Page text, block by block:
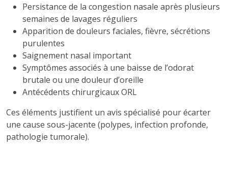
Persistance de la congestion nasale après plusieurs
semaines de lavages réguliers
Apparition de douleurs faciales, fièvre, sécrétions
purulentes
Saignement nasal important
Symptômes associés à une baisse de l’odorat
brutale ou une douleur d’oreille
Antécédents chirurgicaux ORL
Ces éléments justifient un avis spécialisé pour écarter
une cause sous-jacente (polypes, infection profonde,
pathologie tumorale).